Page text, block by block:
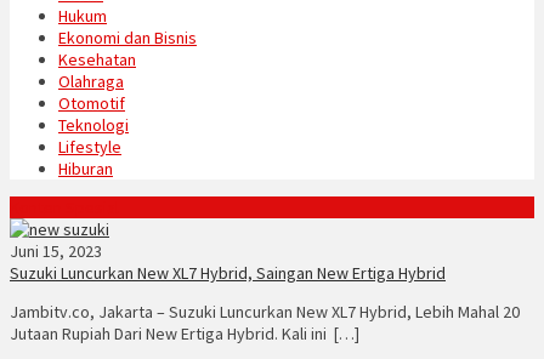
Hukum
Ekonomi dan Bisnis
Kesehatan
Olahraga
Otomotif
Teknologi
Lifestyle
Hiburan
Juni 15, 2023
Suzuki Luncurkan New XL7 Hybrid, Saingan New Ertiga Hybrid
Jambitv.co, Jakarta – Suzuki Luncurkan New XL7 Hybrid, Lebih Mahal 20
Jutaan Rupiah Dari New Ertiga Hybrid. Kali ini […]